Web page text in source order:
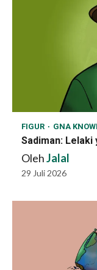
FIGUR GNA
Sadiman: Lelaki
OlehJalal
29 Juli 2026